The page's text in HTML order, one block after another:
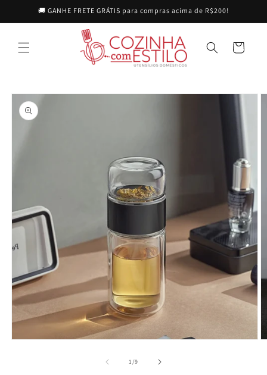
para o
conteúdo
🚚 GANHE FRETE GRÁTIS para compras acima de R$200!
Carrinho
as
informações
do produto
1/de
9